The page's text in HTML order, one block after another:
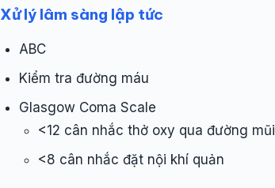
Xử lý lâm sàng lập tức
ABC
Kiểm tra đường máu
Glasgow Coma Scale
<12 cân nhắc thở oxy qua đường mũi
<8 cân nhắc đặt nội khí quản